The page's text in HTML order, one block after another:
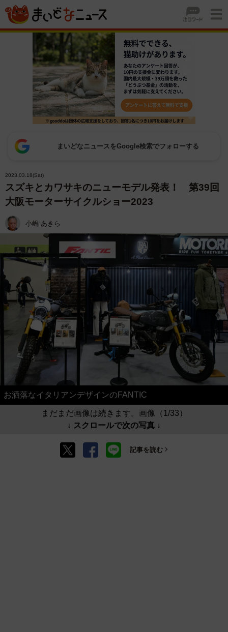
まいどなニュースをGoogle検索でフォローする
2023.03.18(Sat)
スズキとカワサキのニューモデル発表！ 第39回
大阪モーターサイクルショー2023
小嶋 あきら
お洒落なイタリアンデザインのFANTIC
まだまだ画像は続きます。画像（1/33）
↓ スクロールで次の写真 ↓
記事を読む